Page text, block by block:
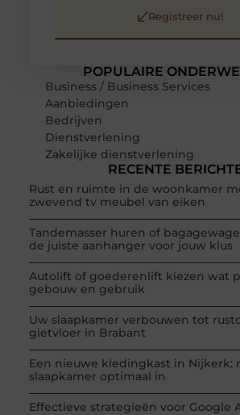
POPULAIRE
Business / Business Services
Aanbiedingen
Bedrijven
Dienstverlening
Zakelijke dienstverlening
RECENTE
Rust en ruimte in de woonkamer
zwevend tv meubel van eiken
Tandemasser huren of
de juiste aanhanger voor jouw klus
Autolift of goederenlift kiezen wat
gebouw en gebruik
Uw slaapkamer verbouwen tot
gietvloer in Brabant
Een nieuwe kledingkast in Nijkerk:
slaapkamer optimaal in
Effectieve strategieën voor Google
Registreer nu!